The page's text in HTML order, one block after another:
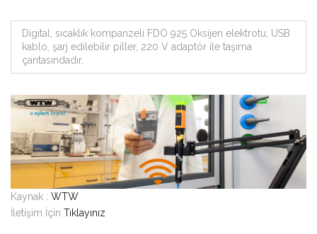
Digital, sıcaklık kompanzeli FDO 925 Oksijen elektrotu, USB
kablo, şarj edilebilir piller, 220 V adaptör ile taşıma
çantasındadır.
Kaynak : WTW
İletişim İçin Tıklayınız